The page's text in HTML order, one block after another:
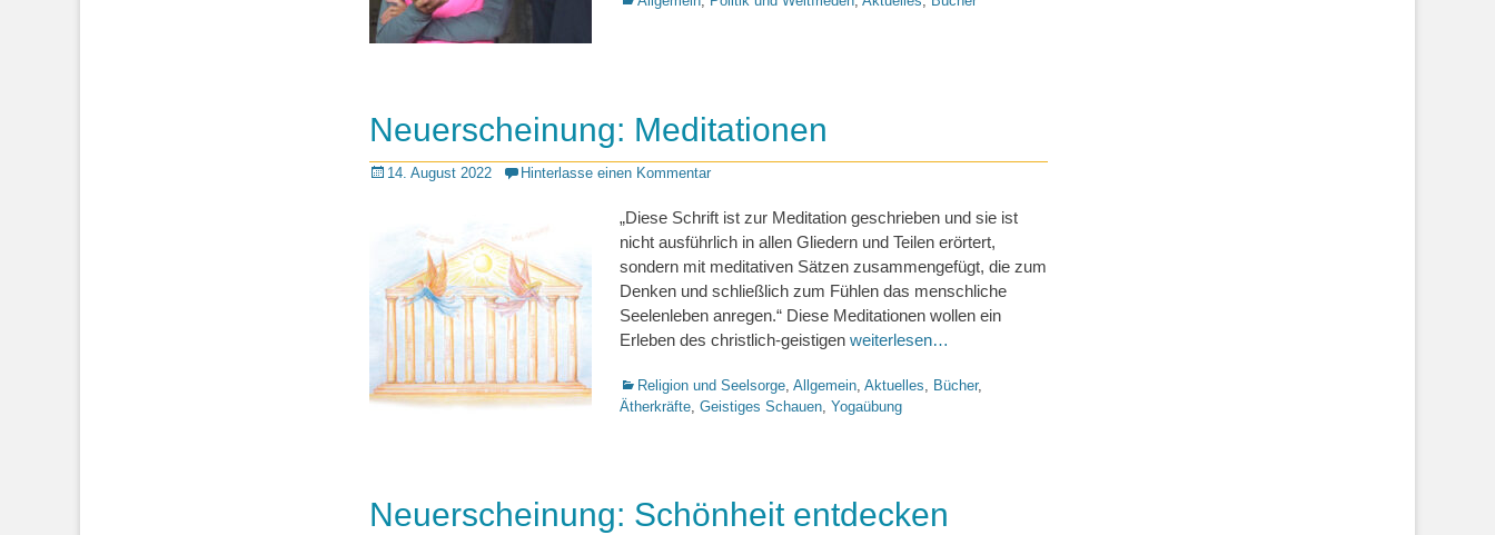
Neuerscheinung: Meditationen
Posted
14. August 2022 Hinterlasse einen Kommentar
„Diese Schrift ist zur Meditation geschrieben und sie ist
nicht ausführlich in allen Gliedern und Teilen erörtert,
sondern mit meditativen Sätzen zusammengefügt, die zum
Denken und schließlich zum Fühlen das menschliche
Seelenleben anregen.“ Diese Meditationen wollen ein
Erleben des christlich-geistigen weiterlesen…
Kategorien
Religion und Seelsorge, Allgemein, Aktuelles, Bücher,
Ätherkräfte, Geistiges Schauen, Yogaübung
Neuerscheinung: Schönheit entdecken